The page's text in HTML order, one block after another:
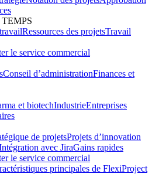
Ressources des projetsTravail
le service commercial
Conseil d’administrationFinances et
et biotechIndustrieEntreprises
de projetsProjets d’innovation
avec JiraGains rapides
le service commercial
principales de FlexiProject